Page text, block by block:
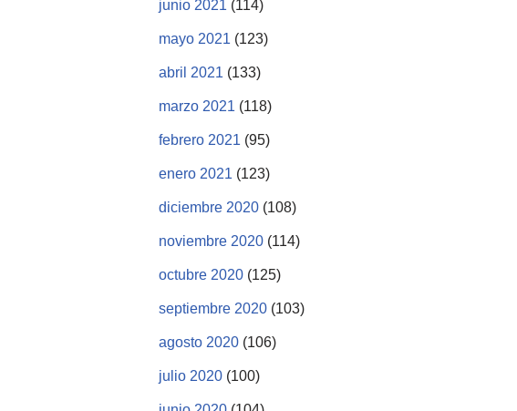
junio 2021 (114)
mayo 2021 (123)
abril 2021 (133)
marzo 2021 (118)
febrero 2021 (95)
enero 2021 (123)
diciembre 2020 (108)
noviembre 2020 (114)
octubre 2020 (125)
septiembre 2020 (103)
agosto 2020 (106)
julio 2020 (100)